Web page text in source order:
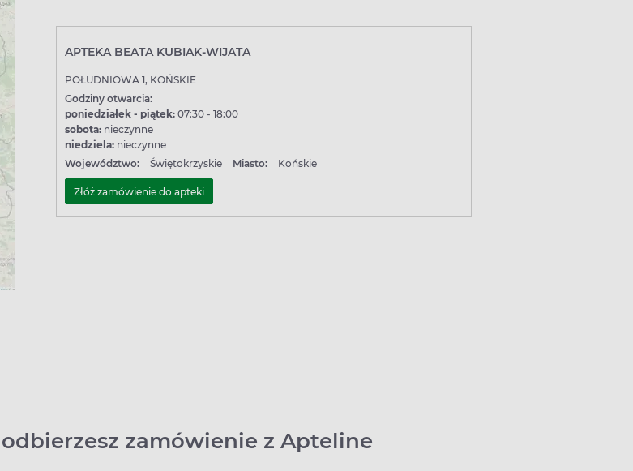
APTEKA BEATA KUBIAK-WIJATA
POŁUDNIOWA 1, KOŃSKIE
Godziny otwarcia:
poniedziałek - piątek: 07:30 - 18:00
sobota: nieczynne
niedziela: nieczynne
Województwo:
Świętokrzyskie Miasto: Końskie
Złóż zamówienie do apteki
zamówienie z Apteline